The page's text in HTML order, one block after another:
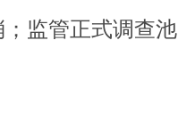
监管正式调查池